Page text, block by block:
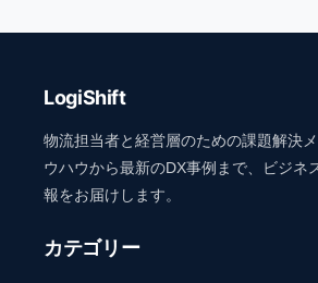
LogiShift
物流担当者と経営層のための課題解決
ウハウから最新のDX事例まで、ビジネ
報をお届けします。
カテゴリー